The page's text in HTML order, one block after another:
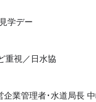
学デー
重視／日水協
業管理者･水道局長